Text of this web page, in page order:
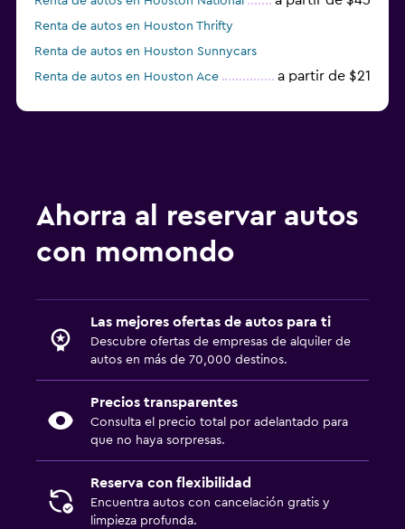
Renta de autos en Houston Thrifty
Renta de autos en Houston Sunnycars
Renta de autos en Houston Ace
a partir de $21
Ahorra al reservar autos
con momondo
Las mejores ofertas de autos para ti
Descubre ofertas de empresas de alquiler de
autos en más de 70,000 destinos.
Precios transparentes
Consulta el precio total por adelantado para
que no haya sorpresas.
Reserva con flexibilidad
Encuentra autos con cancelación gratis y
limpieza profunda.